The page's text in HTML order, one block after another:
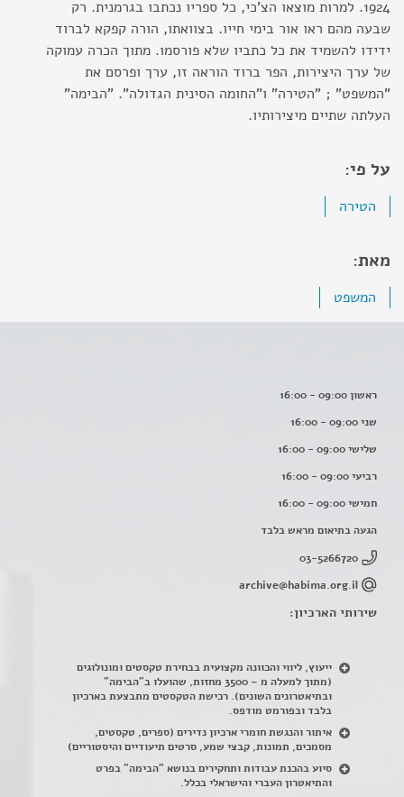
1924. למרות מוצאו הצ'כי, כל ספריו נכתבו בגרמנית. רק
שבעה מהם ראו אור בימי חייו. בצוואתו, הורה קפקא לברוד
ידידו להשמיד את כל כתביו שלא פורסמו. מתוך הכרה עמוקה
של ערך היצירות, הפר ברוד הוראה זו, ערך ופרסם את
"המשפט" ; "הטירה" ו"החומה הסינית הגדולה". "הבימה"
העלתה שתיים מיצירותיו.
על פי:
הטירה
מאת:
המשפט
ראשון 09:00 - 16:00
שני 09:00 - 16:00
שלישי 09:00 - 16:00
רביעי 09:00 - 16:00
חמישי 09:00 - 16:00
הגעה בתיאום מראש בלבד
03-5266720
archive@habima.org.il
שירותי הארכיון:
ייעוץ, ליווי והכוונה מקצועית בבחירת טקסטים ומונולוגים
(מתוך למעלה מ – 3500 מחזות, שהועלו ב"הבימה"
ובתיאטרונים השונים). רכישת הטקסטים מתבצעת בארכיון
בלבד ובפורמט מודפס.
איתור והנגשת חומרי ארכיון נדירים (ספרים, טקסטים,
מסמכים, תמונות, קבצי שמע, סרטים תיעודיים והיסטוריים)
סיוע בהכנת עבודות ותחקירים בנושא "הבימה" בפרט
והתיאטרון העברי והישראלי בכלל.